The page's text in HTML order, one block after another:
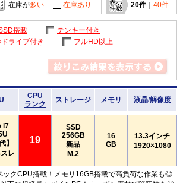
在庫が多い 在庫あり 20件｜ 40件
搭載
テンキー付き
ライブ付き
フルHD以上
CPU
ランク
ストレージ メモリ 液晶/解像度
i7
】
レ
19
SSD
256GB
新品
M.2
16
GB
13.3インチ
1920×1080
ックCPU搭載！メモリ16GB搭載で高負荷な作業も◎